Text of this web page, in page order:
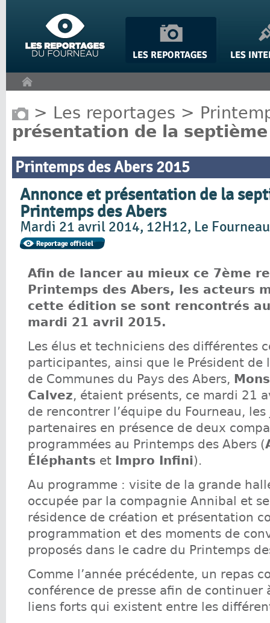
> Les reportages >
présentation de la
Printemps des Abers 2015
Annonce et présentation de la
Printemps des Abers
Mardi 21 avril 2014, 12H12, Le Fourneau
Afin de lancer au mieux ce 7ème
Printemps des Abers, les acteurs
cette édition se sont rencontrés
mardi 21 avril 2015.
Les élus et techniciens des différentes
participantes, ainsi que le Président de
de Communes du Pays des Abers,
Calvez, étaient présents, ce mardi 21
de rencontrer l’équipe du Fourneau,
partenaires en présence de deux
programmées au Printemps des Abers (
Éléphants et Impro Infini).
Au programme : visite de la grande
occupée par la compagnie Annibal et
résidence de création et présentation
programmation et des moments de
proposés dans le cadre du Printemps
Comme l’année précédente, un repas
conférence de presse afin de continuer
liens forts qui existent entre les